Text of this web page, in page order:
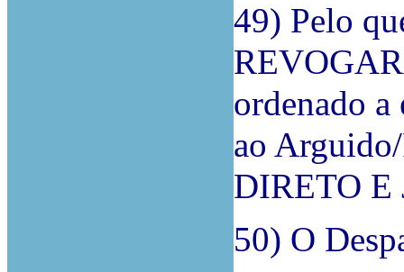
49) Pelo
ordenado a
ao
DIRETO
50) O